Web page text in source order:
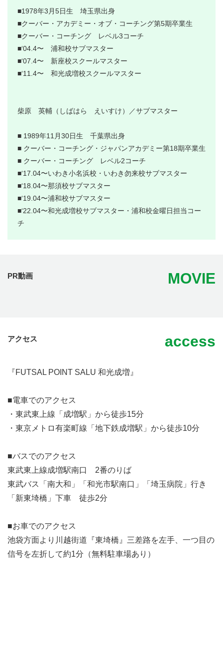
■1978年3月5日生 埼玉県出身
■クーバー・アカデミー・オブ・コーチング第5期卒業生
■クーバー・コーチング レベル3コーチ
■‘04.4〜 浦和校サブマスター
■‘07.4〜 新座校スクールマスター
■‘11.4〜 和光成増校スクールマスター
柴原 英輔（しばはら えいすけ）／サブマスター
■ 1989年11月30日生 千葉県出身
■ クーバー・コーチング・ジャパンアカデミー第18期卒業生
■ クーバー・コーチング レベル2コーチ
■‘17.04〜いわき小名浜校・いわき勿来校サブマスター
■‘18.04〜那須校サブマスター
■‘19.04〜浦和校サブマスター
■‘22.04〜和光成増校サブマスター・浦和校金曜日担当コー
チ
PR動画 MOVIE
アクセス access
『FUTSAL POINT SALU 和光成増』
■電車でのアクセス
・東武東上線「成増駅」から徒歩15分
・東京メトロ有楽町線「地下鉄成増駅」から徒歩10分
■バスでのアクセス
東武東上線成増駅南口 2番のりば
東武バス「南大和」「和光市駅南口」「埼玉病院」行き
「新東埼橋」下車 徒歩2分
■お車でのアクセス
池袋方面より川越街道『東埼橋』三差路を左手、一つ目の
信号を左折して約1分（無料駐車場あり）